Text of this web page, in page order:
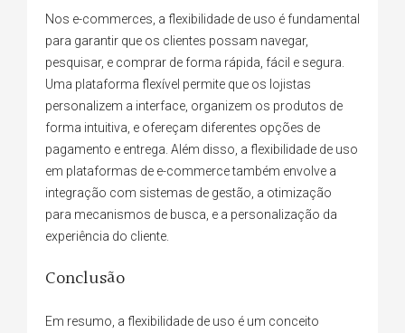
Nos e-commerces, a flexibilidade de uso é fundamental
para garantir que os clientes possam navegar,
pesquisar, e comprar de forma rápida, fácil e segura.
Uma plataforma flexível permite que os lojistas
personalizem a interface, organizem os produtos de
forma intuitiva, e ofereçam diferentes opções de
pagamento e entrega. Além disso, a flexibilidade de uso
em plataformas de e-commerce também envolve a
integração com sistemas de gestão, a otimização
para mecanismos de busca, e a personalização da
experiência do cliente.
Conclusão
Em resumo, a flexibilidade de uso é um conceito